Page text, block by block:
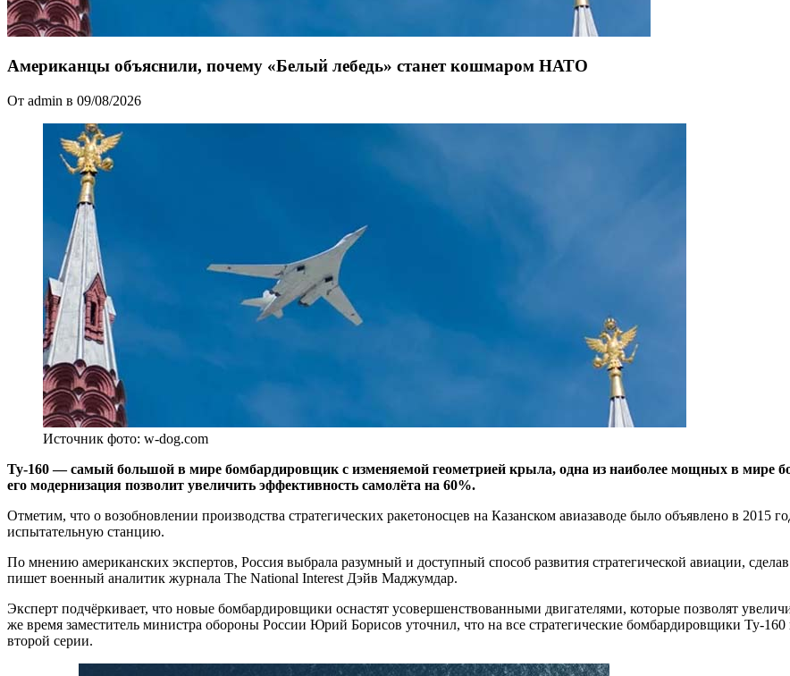
Американцы объяснили, почему «Белый лебедь» станет кошмаром НАТО
От admin в 09/08/2026
Источник фото: w-dog.com
Ту-160 — самый большой в мире бомбардировщик с изменяемой геометрией крыла, одна из наиболее мощных в мире
его модернизация позволит увеличить эффективность самолёта на 60%.
Отметим, что о возобновлении производства стратегических ракетоносцев на Казанском авиазаводе было объявлено в
испытательную станцию.
По мнению американских экспертов, Россия выбрала разумный и доступный способ развития стратегической авиации,
пишет военный аналитик журнала The National Interest Дэйв Маджумдар.
Эксперт подчёркивает, что новые бомбардировщики оснастят усовершенствованными двигателями, которые позволят
же время заместитель министра обороны России Юрий Борисов уточнил, что на все стратегические бомбардировщики Ту-
второй серии.